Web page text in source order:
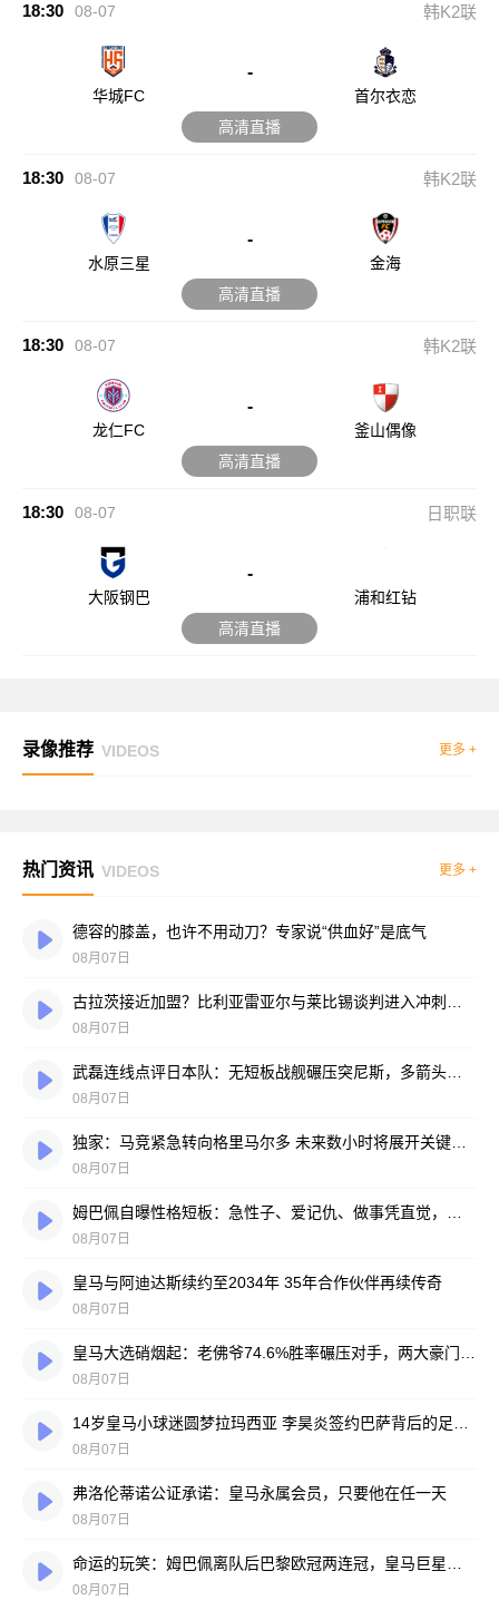
18:30 08-07 韩K2联
华城FC
-
首尔衣恋
高清直播
18:30 08-07 韩K2联
水原三星
-
金海
高清直播
18:30 08-07 韩K2联
龙仁FC
-
釜山偶像
高清直播
18:30 08-07 日职联
大阪钢巴
-
浦和红钻
高清直播
录像推荐 VIDEOS 更多 +
热门资讯 VIDEOS 更多 +
德容的膝盖，也许不用动刀？专家说“供血好”是底气
08月07日
08月07日
08月07日
08月07日
08月07日
皇马与阿迪达斯续约至2034年 35年合作伙伴再续传奇
08月07日
08月07日
08月07日
弗洛伦蒂诺公证承诺：皇马永属会员，只要他在任一天
08月07日
08月07日